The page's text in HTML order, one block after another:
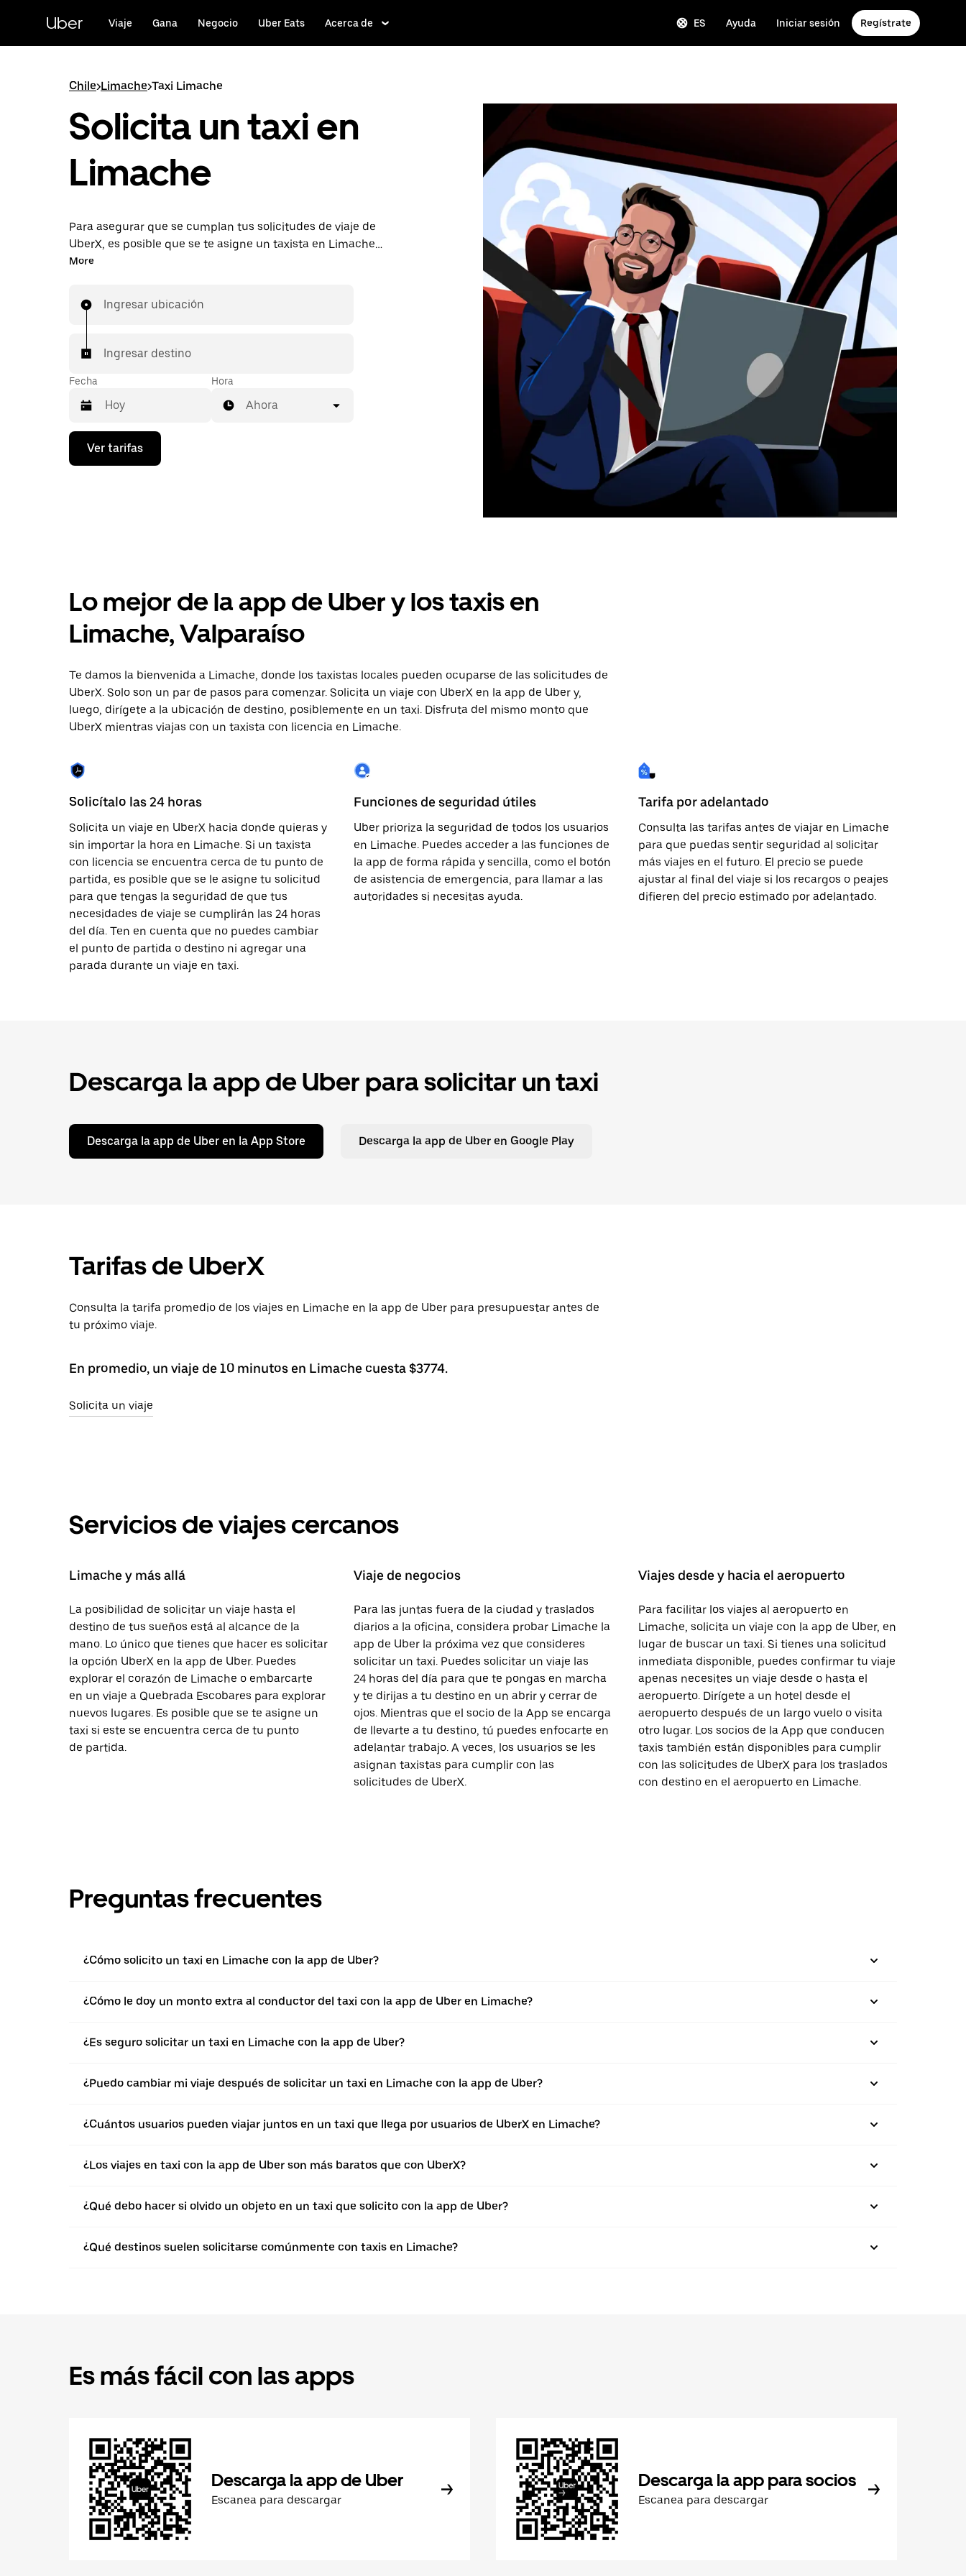
contenido
principal
Uber Viaje Gana Negocio Uber Eats Acerca de ES Ayuda Iniciar sesión Regístrate
Chile>Limache>Taxi Limache
Solicita un taxi en
Limache
Para asegurar que se cumplan tus solicitudes de viaje de
UberX, es posible que se te asigne un taxista en Limache.
De igual manera, disfrutarás de la misma disponibilidad las
UberX mientras viajas a tu destino en taxi.
More
Ingresar ubicación
Ingresar destino
Fecha
Presiona
flecha
una
fecha.
Presiona
cerrar
el
calendario.
Hora
Ahora
Ver tarifas
Lo mejor de la app de Uber y los taxis en
Limache, Valparaíso
Te damos la bienvenida a Limache, donde los taxistas locales pueden ocuparse de las solicitudes de
UberX. Solo son un par de pasos para comenzar. Solicita un viaje con UberX en la app de Uber y,
luego, dirígete a la ubicación de destino, posiblemente en un taxi. Disfruta del mismo monto que
UberX mientras viajas con un taxista con licencia en Limache.
Solicítalo las 24 horas
Solicita un viaje en UberX hacia donde quieras y
sin importar la hora en Limache. Si un taxista
con licencia se encuentra cerca de tu punto de
partida, es posible que se le asigne tu solicitud
para que tengas la seguridad de que tus
necesidades de viaje se cumplirán las 24 horas
del día. Ten en cuenta que no puedes cambiar
el punto de partida o destino ni agregar una
parada durante un viaje en taxi.
Funciones de seguridad útiles
Uber prioriza la seguridad de todos los usuarios
en Limache. Puedes acceder a las funciones de
la app de forma rápida y sencilla, como el botón
de asistencia de emergencia, para llamar a las
autoridades si necesitas ayuda.
Tarifa por adelantado
Consulta las tarifas antes de viajar en Limache
para que puedas sentir seguridad al solicitar
más viajes en el futuro. El precio se puede
ajustar al final del viaje si los recargos o peajes
difieren del precio estimado por adelantado.
Descarga la app de Uber para solicitar un taxi
Descarga la app de Uber en la App Store Descarga la app de Uber en Google Play
Tarifas de UberX
Consulta la tarifa promedio de los viajes en Limache en la app de Uber para presupuestar antes de
tu próximo viaje.
En promedio, un viaje de 10 minutos en Limache cuesta $3774.
Solicita un viaje
Servicios de viajes cercanos
Limache y más allá
La posibilidad de solicitar un viaje hasta el
destino de tus sueños está al alcance de la
mano. Lo único que tienes que hacer es solicitar
la opción UberX en la app de Uber. Puedes
explorar el corazón de Limache o embarcarte
en un viaje a Quebrada Escobares para explorar
nuevos lugares. Es posible que se te asigne un
taxi si este se encuentra cerca de tu punto
de partida.
Viaje de negocios
Para las juntas fuera de la ciudad y traslados
diarios a la oficina, considera probar Limache la
app de Uber la próxima vez que consideres
solicitar un taxi. Puedes solicitar un viaje las
24 horas del día para que te pongas en marcha
y te dirijas a tu destino en un abrir y cerrar de
ojos. Mientras que el socio de la App se encarga
de llevarte a tu destino, tú puedes enfocarte en
adelantar trabajo. A veces, los usuarios se les
asignan taxistas para cumplir con las
solicitudes de UberX.
Viajes desde y hacia el aeropuerto
Para facilitar los viajes al aeropuerto en
Limache, solicita un viaje con la app de Uber, en
lugar de buscar un taxi. Si tienes una solicitud
inmediata disponible, puedes confirmar tu viaje
apenas necesites un viaje desde o hasta el
aeropuerto. Dirígete a un hotel desde el
aeropuerto después de un largo vuelo o visita
otro lugar. Los socios de la App que conducen
taxis también están disponibles para cumplir
con las solicitudes de UberX para los traslados
con destino en el aeropuerto en Limache.
Preguntas frecuentes
¿Cómo solicito un taxi en Limache con la app de Uber?
¿Cómo le doy un monto extra al conductor del taxi con la app de Uber en Limache?
¿Es seguro solicitar un taxi en Limache con la app de Uber?
¿Puedo cambiar mi viaje después de solicitar un taxi en Limache con la app de Uber?
¿Cuántos usuarios pueden viajar juntos en un taxi que llega por usuarios de UberX en Limache?
¿Los viajes en taxi con la app de Uber son más baratos que con UberX?
¿Qué debo hacer si olvido un objeto en un taxi que solicito con la app de Uber?
¿Qué destinos suelen solicitarse comúnmente con taxis en Limache?
Es más fácil con las apps
Descarga la app de Uber
Escanea para descargar
Descarga la app para socios
Escanea para descargar